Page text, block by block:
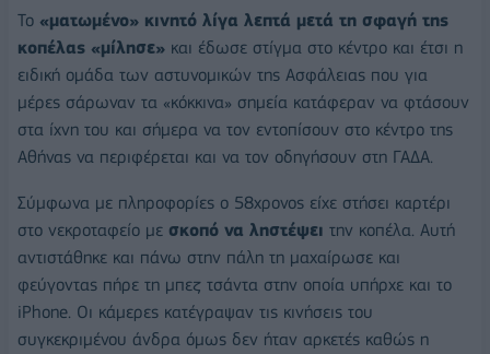
Το «ματωμένο» κινητό λίγα λεπτά μετά τη σφαγή της
κοπέλας «μίλησε» και έδωσε στίγμα στο κέντρο και έτσι η
ειδική ομάδα των αστυνομικών της Ασφάλειας που για
μέρες σάρωναν τα «κόκκινα» σημεία κατάφεραν να φτάσουν
στα ίχνη του και σήμερα να τον εντοπίσουν στο κέντρο της
Αθήνας να περιφέρεται και να τον οδηγήσουν στη ΓΑΔΑ.
Σύμφωνα με πληροφορίες ο 58χρονος είχε στήσει καρτέρι
στο νεκροταφείο με σκοπό να ληστέψει την κοπέλα. Αυτή
αντιστάθηκε και πάνω στην πάλη τη μαχαίρωσε και
φεύγοντας πήρε τη μπεζ τσάντα στην οποία υπήρχε και το
iPhone. Οι κάμερες κατέγραψαν τις κινήσεις του
συγκεκριμένου άνδρα όμως δεν ήταν αρκετές καθώς η